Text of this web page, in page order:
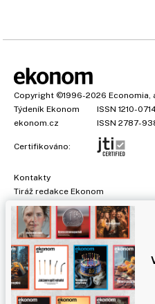
Copyright ©1996-2026 Economia,
Týdeník Ekonom
ISSN 1210-
ekonom.cz
ISSN 2787-
Certifikováno:
Kontakty
Tiráž redakce Ekonom
Předplatné
Prohlášení o cookies
Nastavení soukromí
Ochrana osobních údajů
Inzerce
, obchodní garant:Adéla
Jakékoliv užití obsahu, včetně